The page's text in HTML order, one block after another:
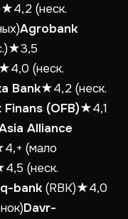
(неск.
Agrobank
(неск.
Bank★4,2 (неск.
(OFB)★4,1
Alliance
(мало
(неск.
bank (RBK)★4,0
Davr-